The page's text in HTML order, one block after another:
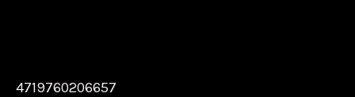
4719760206657